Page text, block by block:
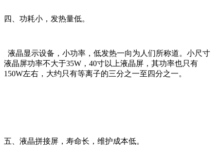
四、功耗小，发热量低。
液晶显示设备，小功率，低发热一向为人们所称道。小尺寸
液晶屏功率不大于35W，40寸以上液晶屏，其功率也只有
150W左右，大约只有等离子的三分之一至四分之一。
五、液晶拼接屏，寿命长，维护成本低。